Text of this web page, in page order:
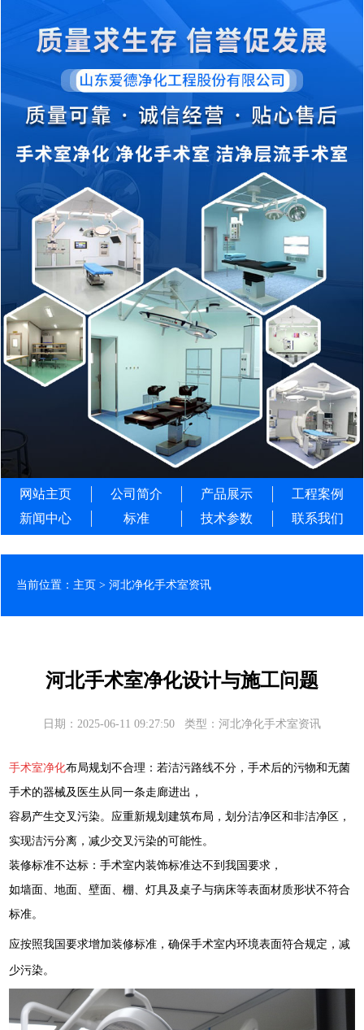
网站主页 公司简介 产品展示
工程案例
新闻中心
标准 技术参数 联系我们
当前位置： 主页 > 河北净化手术室资讯
河北手术室净化设计与施工问题
日期：2025-06-11 09:27:50 类型：河北净化手术室资讯
手术室净化布局规划不合理：若洁污路线不分，手术后的污物和无菌
手术的器械及医生从同一条走廊进出，
容易产生交叉污染。应重新规划建筑布局，划分洁净区和非洁净区，
实现洁污分离，减少交叉污染的可能性。
装修标准不达标：手术室内装饰标准达不到我国要求，
如墙面、地面、壁面、棚、灯具及桌子与病床等表面材质形状不符合
标准。
应按照我国要求增加装修标准，确保手术室内环境表面符合规定，减
少污染。